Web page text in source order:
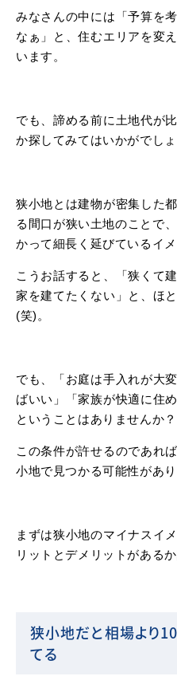
みなさんの中には「予算を
なぁ」と、住むエリアを変
います。
でも、諦める前に土地代が
か探してみてはいかがでしょ
狭小地とは建物が密集した
る間口が狭い土地のことで
かって細長く延びているイメ
こうお話すると、「狭くて
家を建てたくない」と、ほ
(笑)。
でも、「お庭は手入れが大
ばいい」「家族が快適に住
ということはありませんか？
この条件が許せるのであれ
小地で見つかる可能性があり
まずは狭小地のマイナスイ
リットとデメリットがある
狭小地だと相場より
てる